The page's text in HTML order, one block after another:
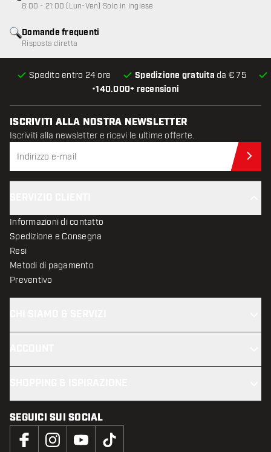
•140.000+ recensioni
Spedito entro 24 ore Spedizione gratuita da € 75
Domande frequenti
Risposta diretta
8:00 - 21:00 (Lun-Ven) Solo in inglese
ISCRIVITI ALLA NOSTRA NEWSLETTER
Iscriviti alla newsletter e ricevi le ultime offerte.
Informazioni di contatto
Spedizione e Consegna
Resi
Metodi di pagamento
Preventivo
SEGUICI SUI SOCIAL